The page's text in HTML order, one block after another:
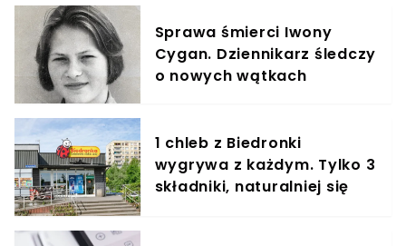
Sprawa śmierci Iwony
Cygan. Dziennikarz śledczy
o nowych wątkach
1 chleb z Biedronki
wygrywa z każdym. Tylko 3
składniki, naturalniej się